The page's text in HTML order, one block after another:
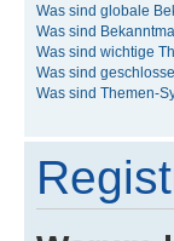
Was sind globale
Was sind
Was sind wichtige
Was sind
Was sind Themen-